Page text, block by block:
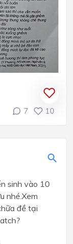
7 10
sinh vào 10
nhé.Xem
đề tại